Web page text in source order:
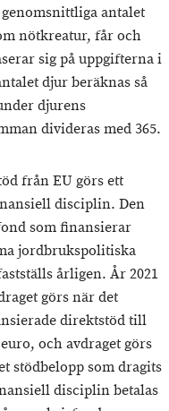
antalet
nötkreatur, får och
sig på uppgifterna i
djur beräknas så
djurens
divideras med 365.
från EU görs ett
disciplin. Den
som finansierar
jordbrukspolitiska
årligen. År 2021
görs när det
direktstöd till
och avdraget görs
stödbelopp som dragits
disciplin betalas